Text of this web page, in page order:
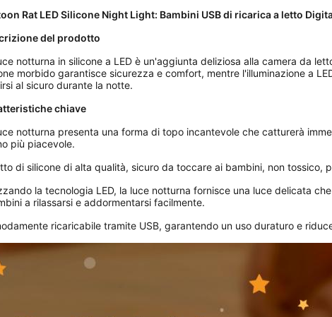
Rat LED Silicone Night Light: Bambini USB di ricarica a letto
del prodotto
notturna in silicone a LED è un'aggiunta deliziosa alla camera da
morbido garantisce sicurezza e comfort, mentre l'illuminazione a
al sicuro durante la notte.
chiave
notturna presenta una forma di topo incantevole che catturerà
più piacevole.
di silicone di alta qualità, sicuro da toccare ai bambini, non tossico,
la tecnologia LED, la luce notturna fornisce una luce delicata
a rilassarsi e addormentarsi facilmente.
ricaricabile tramite USB, garantendo un uso duraturo e